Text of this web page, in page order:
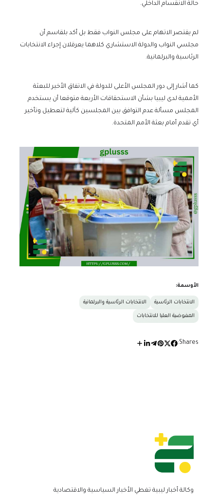
حالة الانقسام الداخلي.
لم يقتصر الاتهام على مجلس النواب فقط بل أكد بلقاسم أن
مجلسي النواب والدولة الاستشاري كلاهما يعرقلان إجراء الانتخابات
الرئاسية والبرلمانية.
كما أشار إلى دور المجلس الأعلى للدولة في الاتفاق الأخير للبعثة
الأممية لدى ليبيا بشأن الاستحقاقات الأربعة متوقعا أن يستخدم
المجلس مسألة عدم التوافق بين المجلسين كآلية لتعطيل وتأخير
أي تقدم أمام بعثة الأمم المتحدة.
الأوسمة:
الانتخابات الرئاسية الانتخابات الرئاسية والبرلمانية
المفوضية العليا للانتخابات
Shares:
وكالة أخبار ليبية تغطي الأخبار السياسية والاقتصادية